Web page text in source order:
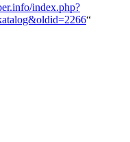
index.php?
“